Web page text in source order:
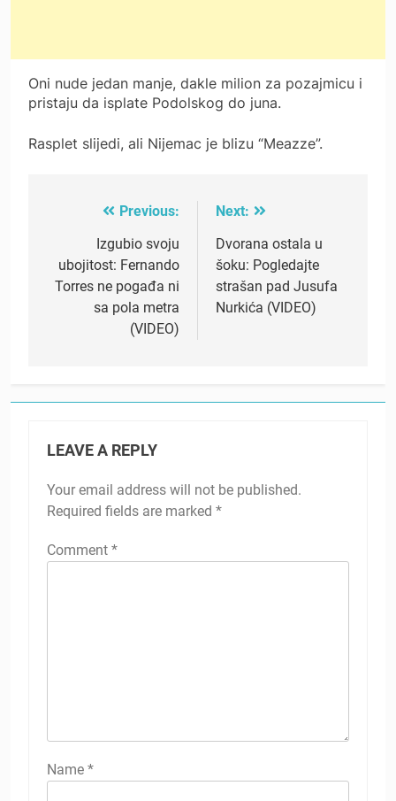
Oni nude jedan manje, dakle milion za pozajmicu i
pristaju da isplate Podolskog do juna.
Rasplet slijedi, ali Nijemac je blizu “Meazze”.
navigation
Previous:
Izgubio svoju
ubojitost: Fernando
Torres ne pogađa ni
sa pola metra
(VIDEO)
Next:
Dvorana ostala u
šoku: Pogledajte
strašan pad Jusufa
Nurkića (VIDEO)
LEAVE A REPLY
Your email address will not be published.
Required fields are marked *
Comment *
Name *